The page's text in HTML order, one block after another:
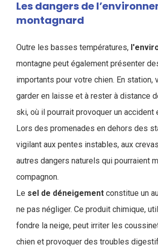
Les dangers de
montagnard
Outre les basses températures,
montagne peut également présenter
importants pour votre chien. En station,
garder en laisse et à rester à distance
ski, où il pourrait provoquer un accident
Lors des promenades en dehors des
vigilant aux pentes instables, aux
autres dangers naturels qui pourraient
compagnon.
Le sel de déneigement constitue un
ne pas négliger. Ce produit chimique,
fondre la neige, peut irriter les
chien et provoquer des troubles